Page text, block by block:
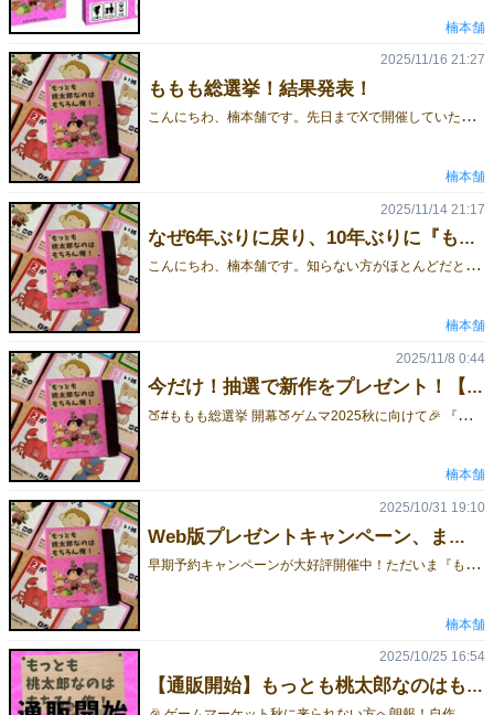
楠本舗
ももも総選挙！結果発表！
こ
んにちわ、楠本舗です。先日までXで開催していた「ももも総選挙」——人気キャラ投票の結果が出ました！栄えある 第1位は……まさかの「ゴリラ」！！強い。圧倒的。もはや“さるの上位互換”説すらあります。笑そして2位は同率で 「かに」 と 「すずめ」。 ……あれ？ 桃太郎のゲームなのに 「いぬ」「さる」「きじ」 がいないぞ？？これはいよいよ 主役交代の日 も近いのでは……？ゴリラも参戦する（かもしれない）桃太郎ゲームの詳細は こちらから！
2025/11/16 21:27
楠本舗
なぜ6年ぶりに戻り、10年ぶりに『ももも』を作り直したのか？
こ
んにちわ、楠本舗です。知らない方がほとんどだと思いますが、実は2014年から細々と活動しており、今回で出展は12回目になります。最後の出展が2019年秋なので、なんと6年ぶり。そして今回は、10年前に制作した『もっとも桃太郎なのはもちろん俺！』をセルフリメイクして頒布します。旧版（2015年版）新板（2025年版）なぜ6年ぶりに出展し、10年ぶりにリメイクしようと思ったのか。その理由を書いていこうと思います。 1. なぜ2020年以降、出展を休んでいたのか？理由は大きく2つあります。1-1. コロナ禍による行動制限普段は宮城でサラリーマンをしているのですが、勤め先のコロナ対策がかなり厳しく、県外へ行く際は事前申請が必要でした。仕方ないこととはいえ、「県外に出る」というだけで気力が削られていきました。 1-2. 売上低下によるモチベーションダウン2014年から活動を続け、2019年当時で出展6年目。イベントは1日開催から2日開催になり、エリア出展が登場し、フォアシュピも始まり……とにかく環境が大きく変わった6年でした。サークル数も増え、競争も激化。私自身の力不足が大きいのですが、回を重ねるごとに売上が下がってしまい、制作モチベーションにも影響しました。そこへコロナ禍が追い打ちとなり、精神的にも疲れてしまい、「ゲーム制作というライフワークを一度お休みしよう」と決めました。 2. では、なぜ今回6年ぶりに戻ってきたのか？コロナ禍のピーク時は、リアルのボードゲーム会は自粛していましたが、代わりにBGA（ボードゲームアリーナ）で遊ぶ日々。落ち着いてからは、少しずつリアル会にも顔を出すようになりました。そして2025年のある日。ボードゲーム会に持っていくゲームを選んでいたところ、久しぶりに『もっとも桃太郎なのはもちろん俺！』を手に取りました。これは初期の作品ながら周りの評判も良く、自分でも印象に残っている作品。「そういえばこれ、いつ作ったんだっけ？」と調べてみたら――なんと10年前。思わず「そんな経ってたの!?」と声が出るほど驚きました。改めてカードテキストやルールを見ると、「今の自分だったらこうするのに」という点がちらほら。ここで、少しだけ制作意欲が再燃しました。さらに数年ぶりにエゴサしてみると、まさかの2024年でも遊んで感想をつぶやいてる方が！これは本当に嬉しかったです。10年経っても遊んでくれている人がいる――制作者として、これ以上の喜びはありません。こうした積み重ねが背中を押し、「粗い部分を直して、もう一度しっかり形にしたい」という気持ちが強くなりました。そして今回の出展と、10年ぶりのセルフリメイクに至りました。 3. 終わりに今回のリメイク版では、ゲームバランスをゼロから見直し、旧版より確実に面白くなるよう調整を重ねました。カードデザインにもアイコンを追加し、より直感的に遊べるよう改善しています。また、新たに 2人プレイ や ペア戦 にも対応し、遊びの幅が広がりました。10年ぶりの復活作として、そして「また10年遊んでもらえる作品」として、胸を張ってお届けできる内容になっています。ぜひ手に取っていただければ嬉しいです。ゲーム詳細はこちら
2025/11/14 21:17
楠本舗
今だけ！抽選で新作をプレゼント！【ももも総選挙 開幕】

#ももも総選挙 開幕🍑ゲムマ2025秋に向けて🎉 『もっとも桃太郎なのはもちろん俺！』プレゼント企画開催！🎁抽選で1名様に 自作ボドゲ『もっとも桃太郎なのはもちろん俺！』をプレゼント！📌応募方法① Xにて「楠本舗」のアカウントをフォロー② キャンペーン投稿を引用リポストして、あなたの“推しキャラの名前”を書くだけ！ 例）たぬき！ #ももも総選挙📅応募期間：10/25～11/15※予約済みの方もOK※会場受け渡し or 郵送（詳細はDM） 推しへの愛を叫んで、桃太郎No.1を決めよう🔥■ゲーム詳細 ももも紹介ページ
2025/11/8 0:44
楠本舗
Web版プレゼントキャンペーン、まもなく終了！【もっとも桃太郎なのはもちろん俺！】
早
期予約キャンペーンが大好評開催中！ただいま『もっとも桃太郎なのはもちろん俺！』を早期予約すると、特典として Web版（通常価格 ¥500予定）を無料でプレゼント！リアルでもオンラインでも遊べるお得なチャンスです！気になっていた方は、この機会をお見逃しなく！キャンペーンはまもなく終了予定です！※予定数に達し次第、キャンペーンは終了となります。※Web版（ユドナリウムコネクト対応）の配布方法など詳細は、 11/22以降、ゲムマブログにてお知らせいたします。※10/15以前にご予約いただいた方もキャンペーン対象に含まれます。🔹取り置き予約は こちら🔹ゲーム詳細は こちら🔹通販は こちら 今だけ！ BOOTHオープン記念で1400円（100円OFF）で販売します！ キャンペーン期間：10/23～11/9
2025/10/31 19:10
楠本舗
【通販開始】もっとも桃太郎なのはもちろん俺！
2025/10/25 16:54